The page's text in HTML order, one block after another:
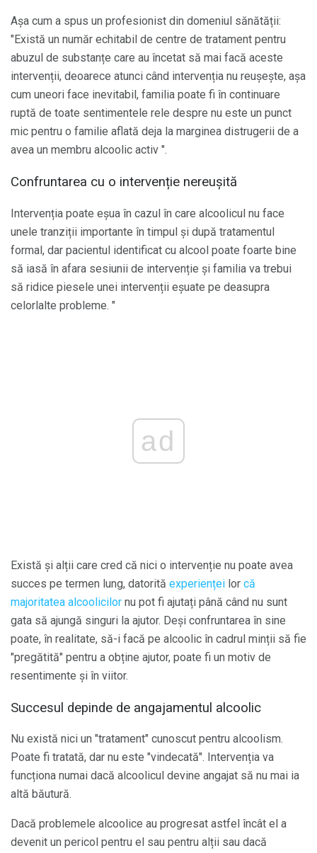
Așa cum a spus un profesionist din domeniul sănătății:
"Există un număr echitabil de centre de tratament pentru
abuzul de substanțe care au încetat să mai facă aceste
intervenții, deoarece atunci când intervenția nu reușește, așa
cum uneori face inevitabil, familia poate fi în continuare
ruptă de toate sentimentele rele despre nu este un punct
mic pentru o familie aflată deja la marginea distrugerii de a
avea un membru alcoolic activ ".
Confruntarea cu o intervenție nereușită
Intervenția poate eșua în cazul în care alcoolicul nu face
unele tranziții importante în timpul și după tratamentul
formal, dar pacientul identificat cu alcool poate foarte bine
să iasă în afara sesiunii de intervenție și familia va trebui
să ridice piesele unei intervenții eșuate pe deasupra
celorlalte probleme. "
ad
Există și alții care cred că nici o intervenție nu poate avea
succes pe termen lung, datorită experienței lor că
majoritatea alcoolicilor nu pot fi ajutați până când nu sunt
gata să ajungă singuri la ajutor. Deși confruntarea în sine
poate, în realitate, să-i facă pe alcoolic în cadrul minții să fie
"pregătită" pentru a obține ajutor, poate fi un motiv de
resentimente și în viitor.
Succesul depinde de angajamentul alcoolic
Nu există nici un "tratament" cunoscut pentru alcoolism.
Poate fi tratată, dar nu este "vindecată". Intervenția va
funcționa numai dacă alcoolicul devine angajat să nu mai ia
altă băutură.
Dacă problemele alcoolice au progresat astfel încât el a
devenit un pericol pentru el sau pentru alții sau dacă